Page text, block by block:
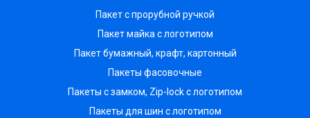
Пакет с прорубной ручкой
Пакет майка с логотипом
Пакет бумажный, крафт, картонный
Пакеты фасовочные
Пакеты с замком, Zip-lock с логотипом
Пакеты для шин с логотипом